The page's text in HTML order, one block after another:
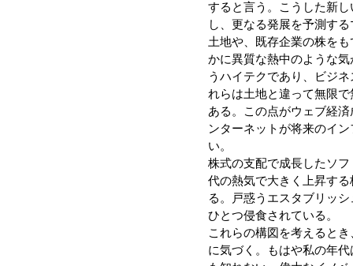
すると言う。こうした新
し、更なる発展を予測す
土地や、既存企業の株を
かに異質な熱中のような
うハイテクであり、ビジ
れらは土地と違って無限
ある。この点がウェブ経
ンターネットが将来のイ
い。
株式の支配で成長したソ
代の熱気で大きく上昇す
る。戸惑うエスタブリッ
ひとつ侵食されている。
これらの構図を考えると
に気づく。もはや私の年